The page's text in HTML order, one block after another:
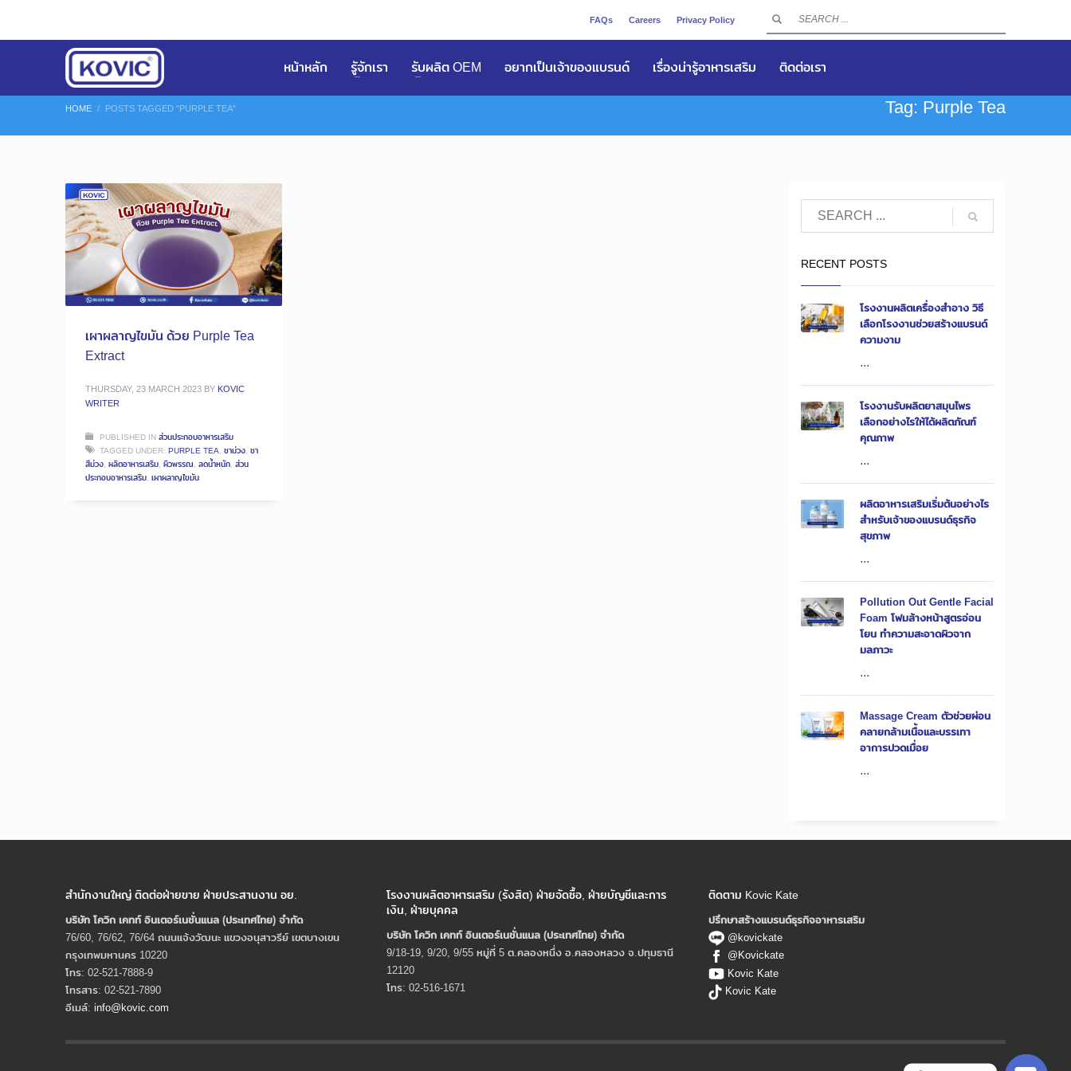
FAQs Careers Privacy Policy
หน้าหลัก รูัจักเรา รับผลิต OEM อยากเป็นเจ้าของแบรนด์ เรื่องน่ารู้อาหารเสริม ติดต่อเรา
HOME POSTS TAGGED "PURPLE TEA" Tag: Purple Tea
เผาผลาญไขมัน ด้วย Purple Tea
Extract
THURSDAY, 23 MARCH 2023 BY KOVIC
WRITER
PUBLISHED INส่วนประกอบอาหารเสริม
TAGGED UNDER: PURPLE TEA, ชาม่วง, ชา
สีม่วง, ผลิตอาหารเสริม, ผิวพรรณ, ลดน้ำหนัก, ส่วน
ประกอบอาหารเสริม, เผาผลาญไขมัน
RECENT POSTS
โรงงานผลิตเครื่องสำอาง วิธี
เลือกโรงงานช่วยสร้างแบรนด์
ความงาม
...
โรงงานรับผลิตยาสมุนไพร
เลือกอย่างไรให้ได้ผลิตภัณฑ์
คุณภาพ
...
ผลิตอาหารเสริมเริ่มต้นอย่างไร
สำหรับเจ้าของแบรนด์ธุรกิจ
สุขภาพ
...
Pollution Out Gentle Facial
Foam โฟมล้างหน้าสูตรอ่อน
โยน ทำความสะอาดผิวจาก
มลภาวะ
...
Massage Cream ตัวช่วยผ่อน
คลายกล้ามเนื้อและบรรเทา
อาการปวดเมื่อย
...
สำนักงานใหญ่ ติดต่อฝ่ายขาย ฝ่ายประสานงาน อย.
บริษัท โควิก เคทท์ อินเตอร์เนชั่นแนล (ประเทศไทย) จํากัด
76/60, 76/62, 76/64 ถนนแจ้งวัฒนะ แขวงอนุสาวรีย์ เขตบางเขน
กรุงเทพมหานคร 10220
โทร: 02-521-7888-9
โทรสาร: 02-521-7890
อีเมล์: info@kovic.com
โรงงานผลิตอาหารเสริม (รังสิต) ฝ่ายจัดซื้อ, ฝ่ายบัญชีและการ
เงิน, ฝ่ายบุคคล
บริษัท โควิก เคทท์ อินเตอร์เนชั่นแนล (ประเทศไทย) จํากัด
9/18-19, 9/20, 9/55 หมู่ที่ 5 ต.คลองหนึ่ง อ.คลองหลวง จ.ปทุมธานี
12120
โทร: 02-516-1671
ติดตาม Kovic Kate
ปรึกษาสร้างแบรนด์ธุรกิจอาหารเสริม
@kovickate
@Kovickate
Kovic Kate
Kovic Kate